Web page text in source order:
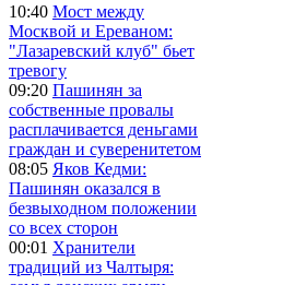
10:40 Мост между
Москвой и Ереваном:
"Лазаревский клуб" бьет
тревогу
09:20 Пашинян за
собственные провалы
расплачивается деньгами
граждан и суверенитетом
08:05 Яков Кедми:
Пашинян оказался в
безвыходном положении
со всех сторон
00:01 Хранители
традиций из Чалтыря: